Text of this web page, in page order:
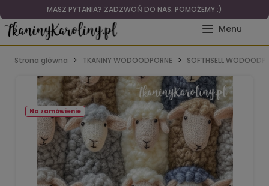
MASZ PYTANIA? ZADZWOŃ DO NAS. POMOŻEMY :)
Strona główna TKANINY WODOODPORNE SOFTHSELL
Na zamówienie